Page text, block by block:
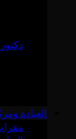
العيادة